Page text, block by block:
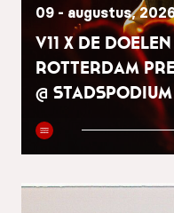
09 - augustus,
V11 x De
Rotterdam
@ Stadspodium